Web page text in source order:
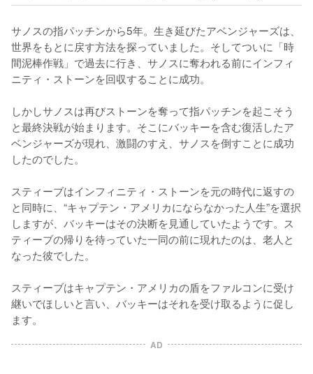
サノスの指パッチンから5年。生き延びたアベンジャーズは、
世界をもとに戻す方法を探っていました。そしてついに「時
間泥棒作戦」で過去に行き、サノスに奪われる前にインフィ
ニティ・ストーンを回収することに成功。
しかしサノスは再びストーンを奪って指パッチンを起こそう
と最終決戦が始まります。そこにバッキーを含む復活したア
ベンジャーズが現れ、激闘のすえ、サノスを倒すことに成功
したのでした。
スティーブはインフィニティ・ストーンを元の時代に返すの
と同時に、“キャプテン・アメリカにならなかった人生”を選択
しますが、バッキーはその決断を見通していたようです。ス
ティーブの帰りを待っていた一同の前に現れたのは、老人と
なった彼でした。
スティーブはキャプテン・アメリカの盾をファルコンに受け
継いでほしいと言い、バッキーはそれを受け取るように促し
ます。
AD